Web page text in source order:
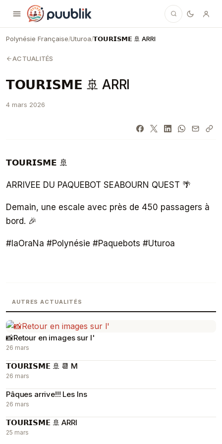
Puublik
Polynésie Française/Uturoa/𝗧𝗢𝗨𝗥𝗜𝗦𝗠𝗘 🚢 ARRI
ACTUALITÉS
𝗧𝗢𝗨𝗥𝗜𝗦𝗠𝗘 🚢 ARRI
4 mars 2026
𝗧𝗢𝗨𝗥𝗜𝗦𝗠𝗘 🚢
ARRIVEE DU PAQUEBOT SEABOURN QUEST 🌴
Demain, une escale avec près de 450 passagers à
bord. 🎉
#IaOraNa #Polynésie #Paquebots #Uturoa
AUTRES ACTUALITÉS
📸Retour en images sur l'
26 mars
𝗧𝗢𝗨𝗥𝗜𝗦𝗠𝗘 🚢 📆 M
26 mars
Pâques arrive!!! Les Ins
26 mars
𝗧𝗢𝗨𝗥𝗜𝗦𝗠𝗘 🚢 ARRI
25 mars